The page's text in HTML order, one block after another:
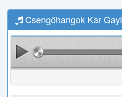
Csengőhangok Kar